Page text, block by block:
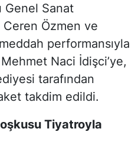
Genel Sanat
Ceren Özmen ve
performansıyla
Naci İdişci’ye,
tarafından
takdim edildi.
Tiyatroyla